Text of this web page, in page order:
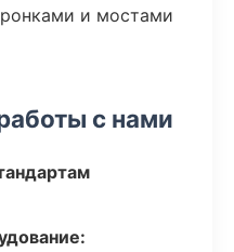
и мостами
с нами